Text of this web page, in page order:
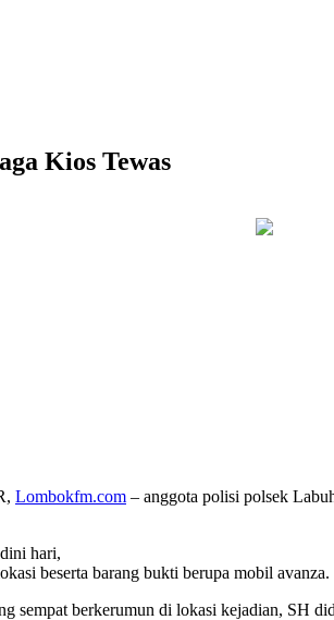
Kios Tewas
Lombokfm.com – anggota polisi polsek
hari,
beserta barang bukti berupa mobil avanza.
sempat berkerumun di lokasi kejadian, SH